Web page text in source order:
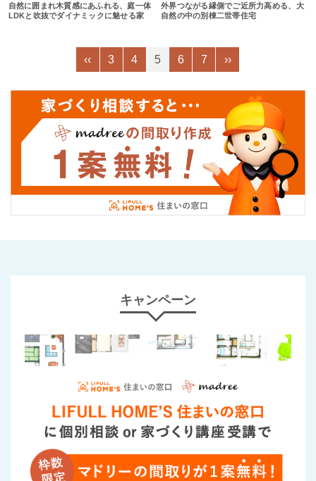
自然に囲まれ木質感にあふれる、庭一体
LDKと吹抜でダイナミックに魅せる家
外界つながる縁側でご近所力高める、大
自然の中の別棟二世帯住宅
‹‹ 3 4 5 6 7 ››
キャンペーン